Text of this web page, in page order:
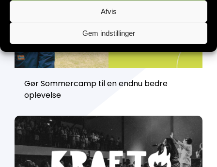
Afvis
Gem indstillinger
Gør Sommercamp til en endnu bedre
oplevelse